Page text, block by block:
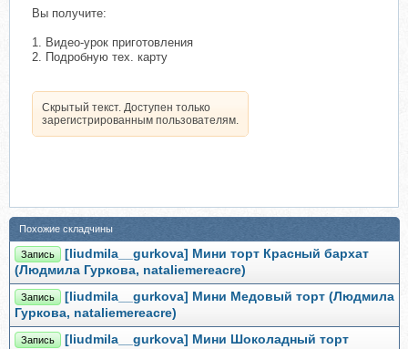
Вы получите:
1. Видео-урок приготовления
2. Подробную тех. карту
Скрытый текст. Доступен только
зарегистрированным пользователям.
Похожие складчины
Запись
[liudmila__gurkova] Мини торт Красный бархат
(Людмила Гуркова, nataliemereacre)
Запись
[liudmila__gurkova] Мини Медовый торт (Людмила
Гуркова, nataliemereacre)
Запись
[liudmila__gurkova] Мини Шоколадный торт